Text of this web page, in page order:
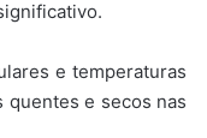
e temperaturas
quentes e secos nas